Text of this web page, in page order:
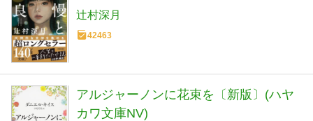
辻村深月
42463
アルジャーノンに花束を〔新版〕(ハヤ
カワ文庫NV)